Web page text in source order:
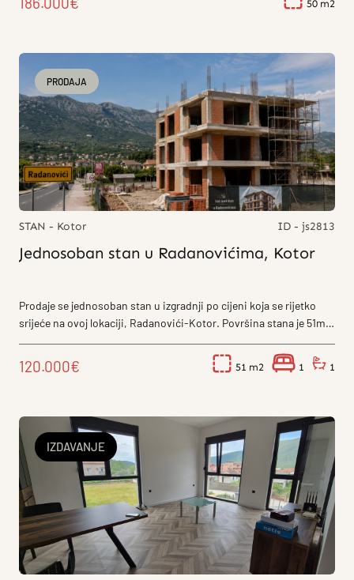
50
PRODAJA
STAN - Kotor ID - js2813
Jednosoban stan u Radanovićima, Kotor
Prodaje se jednosoban stan u izgradnji po cijeni koja se rijetko
srijeće na ovoj lokaciji, Radanovići-Kotor. Površina stana je 51m²
120.000€ 51 1 1
IZDAVANJE